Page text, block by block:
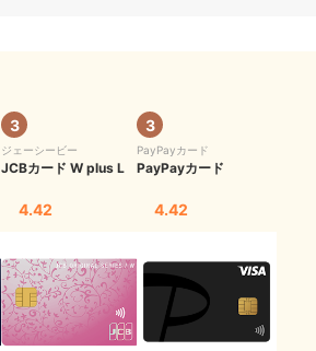
3
ジェーシービー
JCBカード W plus L
4.42
3
PayPayカード
PayPayカード
4.42